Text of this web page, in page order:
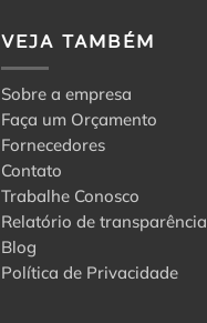
VEJA TAMBÉM
Sobre a empresa
Faça um Orçamento
Fornecedores
Contato
Trabalhe Conosco
Relatório de transparência
Blog
Política de Privacidade